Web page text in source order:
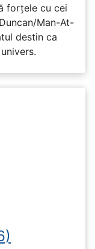
forțele cu cei
Man-At-
destin ca